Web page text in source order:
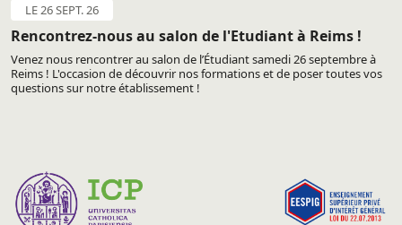
LE 26 SEPT. 26
Rencontrez-nous au salon de l'Etudiant à Reims !
Venez nous rencontrer au salon de l’Étudiant samedi 26 septembre à
Reims ! L'occasion de découvrir nos formations et de poser toutes vos
questions sur notre établissement !